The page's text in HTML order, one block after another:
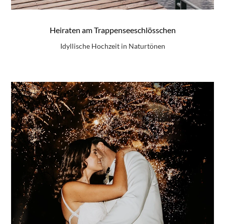
Heiraten am Trappenseeschlösschen
Idyllische Hochzeit in Naturtönen